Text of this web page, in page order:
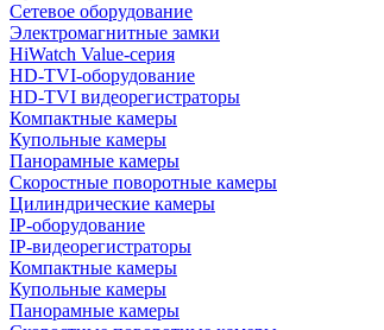
Сетевое оборудование
Электромагнитные замки
HiWatch Value-серия
HD-TVI-оборудование
HD-TVI видеорегистраторы
Компактные камеры
Купольные камеры
Панорамные камеры
Скоростные поворотные камеры
Цилиндрические камеры
IP-оборудование
IP-видеорегистраторы
Компактные камеры
Купольные камеры
Панорамные камеры